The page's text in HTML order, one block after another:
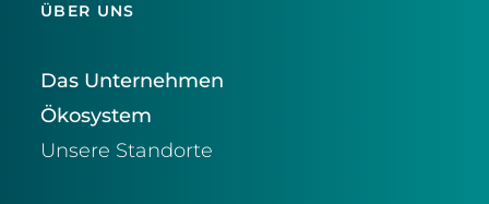
ÜBER UNS
Das Unternehmen
Ökosystem
Unsere Standorte